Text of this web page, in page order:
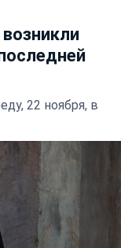
22 ноября, в